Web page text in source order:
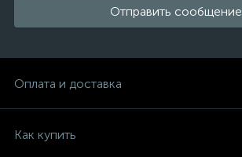
Отправить сообщение
Оплата и доставка
Как купить